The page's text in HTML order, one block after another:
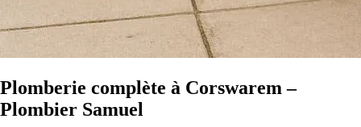
Plomberie complète à Corswarem –
Plombier Samuel